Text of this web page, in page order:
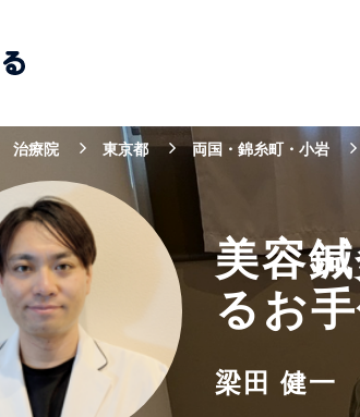
治療院 東京都 両国・錦糸町・小岩
美容
るお
梁田 健一